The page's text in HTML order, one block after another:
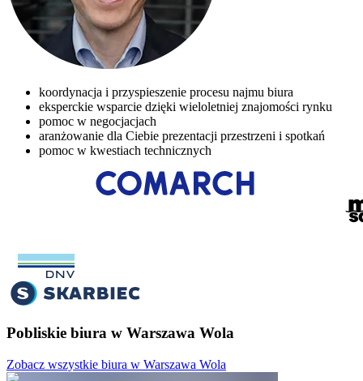
koordynacja i przyspieszenie procesu najmu biura
eksperckie wsparcie dzięki wieloletniej znajomości rynku
pomoc w negocjacjach
aranżowanie dla Ciebie prezentacji przestrzeni i spotkań
pomoc w kwestiach technicznych
Pobliskie biura w Warszawa Wola
Zobacz wszystkie biura w Warszawa Wola